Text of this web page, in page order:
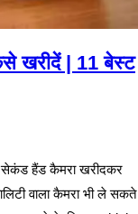
खरीदें | 11 बेस्ट
सेकंड हैंड कैमरा खरीदकर
वाला कैमरा भी ले सकते